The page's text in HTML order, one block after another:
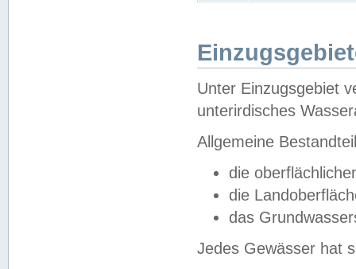
Unter Einzugsgebiet
unterirdisches
Allgemeine
die
die
das
Jedes Gewässer hat